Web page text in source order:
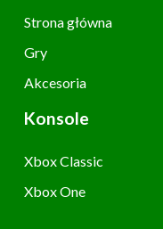
Strona główna
Gry
Akcesoria
Konsole
Xbox Classic
Xbox One